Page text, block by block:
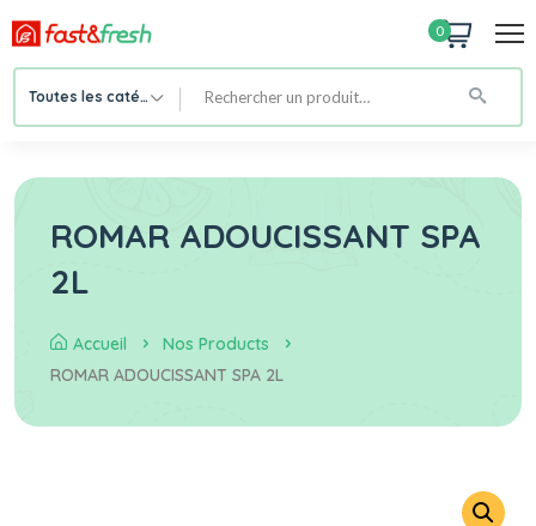
0
Toutes les catégories
ROMAR ADOUCISSANT SPA
2L
Accueil
Nos Products
ROMAR ADOUCISSANT SPA 2L